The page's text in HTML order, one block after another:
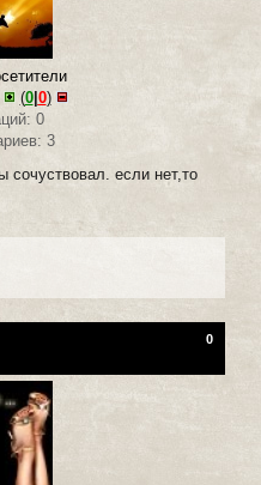
(0|0)
0
3
сочуствовал. если нет,то
0